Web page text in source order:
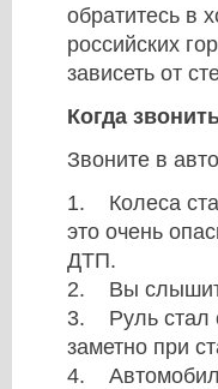
обратитесь в
российских
зависеть от
Когда
Звоните в
1. Колеса
это очень
ДТП.
2. Вы
3. Руль стал
заметно при
4.